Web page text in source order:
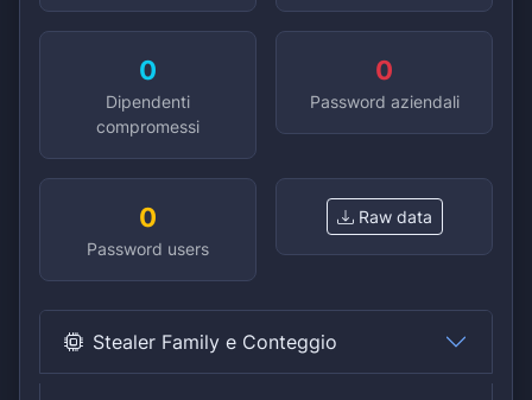
0
Dipendenti
compromessi
0
Password aziendali
0
Password users
Raw data
Stealer Family e Conteggio